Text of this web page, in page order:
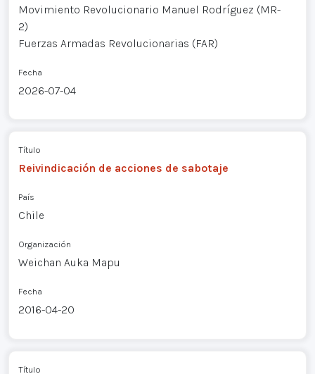
Movimiento Revolucionario Manuel Rodríguez (MR-
2)
Fuerzas Armadas Revolucionarias (FAR)
Fecha
2026-07-04
Título
Reivindicación de acciones de sabotaje
País
Chile
Organización
Weichan Auka Mapu
Fecha
2016-04-20
Título